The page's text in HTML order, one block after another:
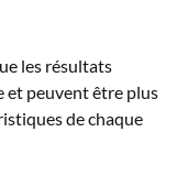
les résultats
et peuvent être plus
de chaque